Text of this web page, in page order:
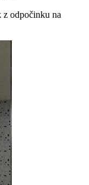
z odpočinku na